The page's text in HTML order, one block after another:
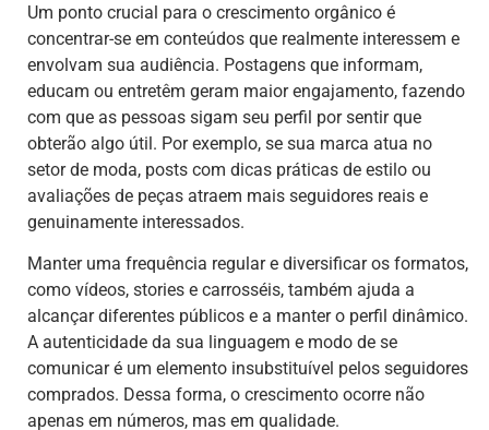
Um ponto crucial para o crescimento orgânico é
concentrar-se em conteúdos que realmente interessem e
envolvam sua audiência. Postagens que informam,
educam ou entretêm geram maior engajamento, fazendo
com que as pessoas sigam seu perfil por sentir que
obterão algo útil. Por exemplo, se sua marca atua no
setor de moda, posts com dicas práticas de estilo ou
avaliações de peças atraem mais seguidores reais e
genuinamente interessados.
Manter uma frequência regular e diversificar os formatos,
como vídeos, stories e carrosséis, também ajuda a
alcançar diferentes públicos e a manter o perfil dinâmico.
A autenticidade da sua linguagem e modo de se
comunicar é um elemento insubstituível pelos seguidores
comprados. Dessa forma, o crescimento ocorre não
apenas em números, mas em qualidade.